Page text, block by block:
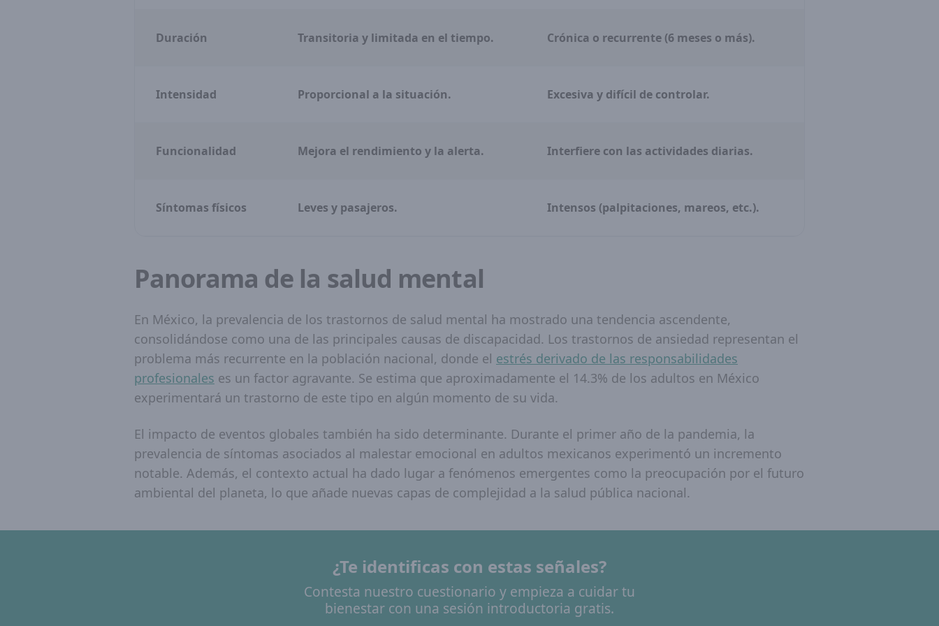
Duración Transitoria y limitada en el tiempo. Crónica o recurrente (6 meses o más).
Intensidad Proporcional a la situación. Excesiva y difícil de controlar.
Funcionalidad Mejora el rendimiento y la alerta. Interfiere con las actividades diarias.
Síntomas físicos Leves y pasajeros. Intensos (palpitaciones, mareos, etc.).
Panorama de la salud mental
En México, la prevalencia de los trastornos de salud mental ha mostrado una tendencia ascendente,
consolidándose como una de las principales causas de discapacidad. Los trastornos de ansiedad representan el
problema más recurrente en la población nacional, donde el estrés derivado de las responsabilidades
profesionales es un factor agravante. Se estima que aproximadamente el 14.3% de los adultos en México
experimentará un trastorno de este tipo en algún momento de su vida.
El impacto de eventos globales también ha sido determinante. Durante el primer año de la pandemia, la
prevalencia de síntomas asociados al malestar emocional en adultos mexicanos experimentó un incremento
notable. Además, el contexto actual ha dado lugar a fenómenos emergentes como la preocupación por el futuro
ambiental del planeta, lo que añade nuevas capas de complejidad a la salud pública nacional.
¿Te identificas con estas señales?
Contesta nuestro cuestionario y empieza a cuidar tu
bienestar con una sesión introductoria gratis.